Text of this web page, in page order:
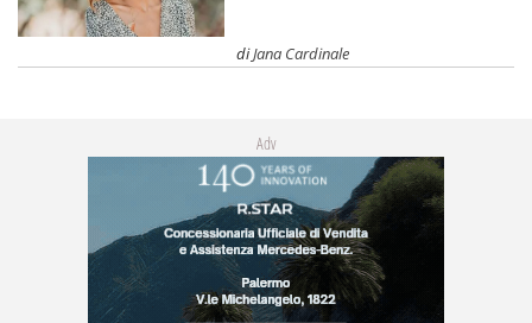
diJana Cardinale
Adv